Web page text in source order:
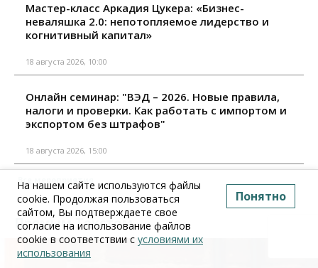
Мастер-класс Аркадия Цукера: «Бизнес-
неваляшка 2.0: непотопляемое лидерство и
когнитивный капитал»
18 августа 2026, 10:00
Онлайн семинар: "ВЭД – 2026. Новые правила,
налоги и проверки. Как работать с импортом и
экспортом без штрафов"
18 августа 2026, 15:00
Все мероприятия
Прямым Текстом
На нашем сайте используются файлы
cookie. Продолжая пользоваться
сайтом, Вы подтверждаете свое
согласие на использование файлов
cookie в соответствии с условиями их
использования
Понятно